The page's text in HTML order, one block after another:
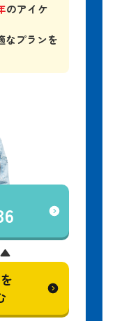
のアイケ
なプランを
▲